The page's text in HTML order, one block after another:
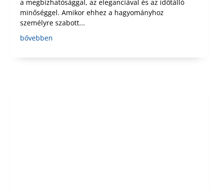
a megbízhatósággal, az eleganciával és az időtálló
minőséggel. Amikor ehhez a hagyományhoz
személyre szabott...
bővebben